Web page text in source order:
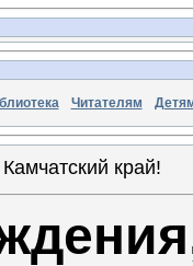
Читателям
край!